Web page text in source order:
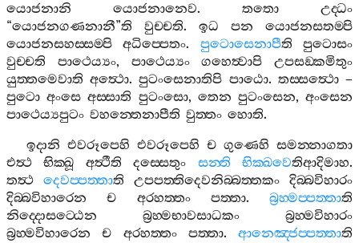
යොජනානි
යොජනානෙව. තතො
උද‍්ධං
“යොජනගණනානී”ති වුච‍්චති. ඉධ පන
යොජනසතම‍්පි
යොජනසහස‍්සම‍්පි
අධිප‍්පෙතං. පුටොසෙනාපීති
පුටොසං
වුච‍්චති
පාථෙය්‍යං, පාථෙය්‍යං ගහෙත්‍වාපි
උපසඞ‍්කමිතුං
යුත‍්තමෙවාති අත්‍ථො.පුටංසෙනාතිපි පාඨො. තස‍්සත්‍ථො–
පුටො අංසෙ අස‍්සාති පුටංසො, තෙන පුටංසෙන,අංසෙන
පාථෙය්‍යපුටං වහන‍්තෙනාපීති වුත‍්තං හොති.
ඉදානි එවරූපෙහි එවරූපෙහි ච ගුණෙහි සමන‍්නාගතා
එත්‍ථ
භික‍්ඛූ අත්‍ථීති දස‍්සෙතුං සන‍්ති භික‍්ඛවෙතිආදිමාහ.
තත්‍ථ
දෙවප‍්පත‍්තාති උපපත‍්තිදෙවනිබ‍්බත‍්තකං
දිබ‍්බවිහාරං
දිබ‍්බවිහාරෙන
ච අරහත‍්තං පත‍්තා. බ්‍රහ‍්මප‍්පත‍්තාති
නිද‍්දොසට‍්ඨෙන
බ්‍රහ‍්මභාවසාධකං
බ්‍රහ‍්මවිහාරං
බ්‍රහ‍්මවිහාරෙන
ච අරහත‍්තං පත‍්තා. ආනෙඤ‍්ජප‍්පත‍්තාති